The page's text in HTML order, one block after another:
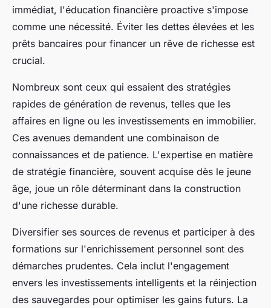
immédiat, l'éducation financière proactive s'impose
comme une nécessité. Éviter les dettes élevées et les
prêts bancaires pour financer un rêve de richesse est
crucial.
Nombreux sont ceux qui essaient des stratégies
rapides de génération de revenus, telles que les
affaires en ligne ou les investissements en immobilier.
Ces avenues demandent une combinaison de
connaissances et de patience. L'expertise en matière
de stratégie financière, souvent acquise dès le jeune
âge, joue un rôle déterminant dans la construction
d'une richesse durable.
Diversifier ses sources de revenus et participer à des
formations sur l'enrichissement personnel sont des
démarches prudentes. Cela inclut l'engagement
envers les investissements intelligents et la réinjection
des sauvegardes pour optimiser les gains futurs. La